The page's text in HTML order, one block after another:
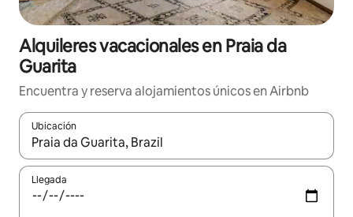
Alquileres vacacionales en Praia da
Guarita
Encuentra y reserva alojamientos únicos en Airbnb
Ubicación
Cuando los resultados estén disponibles, navega con las
Llegada